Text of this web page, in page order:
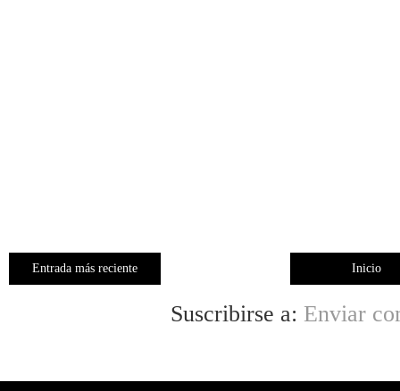
Entrada más reciente Inicio
Suscribirse a: Enviar